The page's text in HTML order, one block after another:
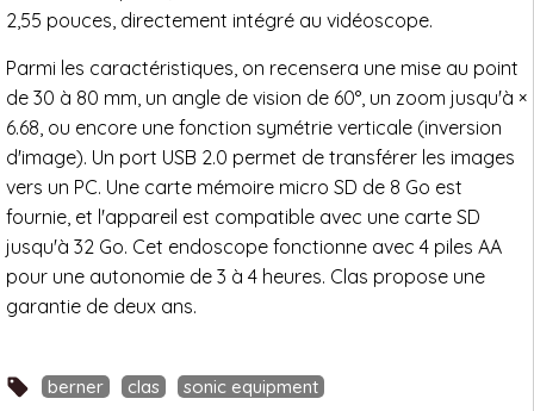
2,55 pouces, directement intégré au vidéoscope.
Parmi les caractéristiques, on recensera une mise au point
de 30 à 80 mm, un angle de vision de 60°, un zoom jusqu'à ×
6.68, ou encore une fonction symétrie verticale (inversion
d'image). Un port USB 2.0 permet de transférer les images
vers un PC. Une carte mémoire micro SD de 8 Go est
fournie, et l'appareil est compatible avec une carte SD
jusqu'à 32 Go. Cet endoscope fonctionne avec 4 piles AA
pour une autonomie de 3 à 4 heures. Clas propose une
garantie de deux ans.
berner clas sonic equipment